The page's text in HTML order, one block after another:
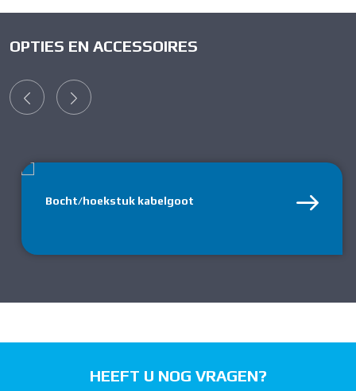
OPTIES EN ACCESSOIRES
Bocht/hoekstuk kabelgoot
HEEFT U NOG VRAGEN?